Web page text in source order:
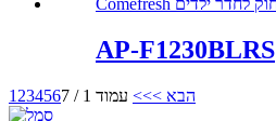
AP-F1230BLRS
1 23456 הבא >>> עמוד 1 / 7